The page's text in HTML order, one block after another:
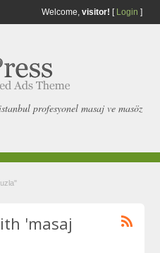
Welcome, visitor! [ Login ]
profesyonel masaj ve masöz
'masaj